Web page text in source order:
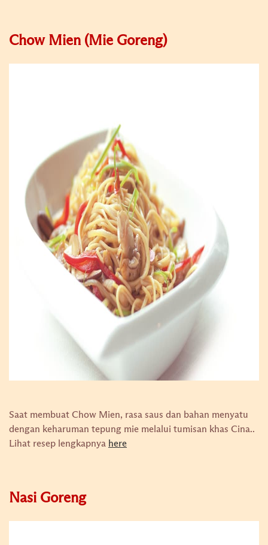
Chow Mien (Mie Goreng)
Saat membuat Chow Mien, rasa saus dan bahan menyatu
dengan keharuman tepung mie melalui tumisan khas Cina..
Lihat resep lengkapnya here
Nasi Goreng